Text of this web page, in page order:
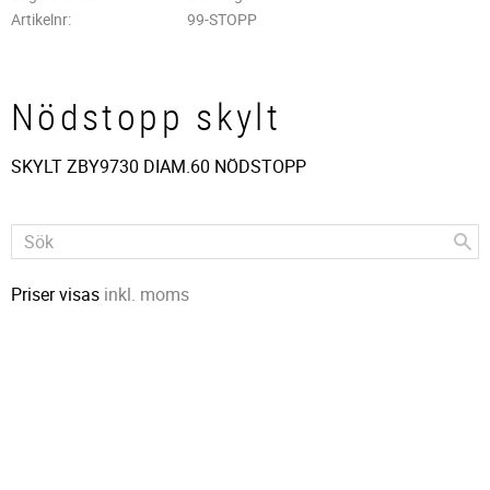
Artikelnr
99-STOPP
Nödstopp skylt
SKYLT ZBY9730 DIAM.60 NÖDSTOPP
Priser visas inkl. moms